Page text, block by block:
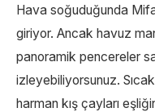
Hava soğuduğunda
giriyor. Ancak havuz
panoramik pencereler
izleyebiliyorsunuz.
harman kış çayları